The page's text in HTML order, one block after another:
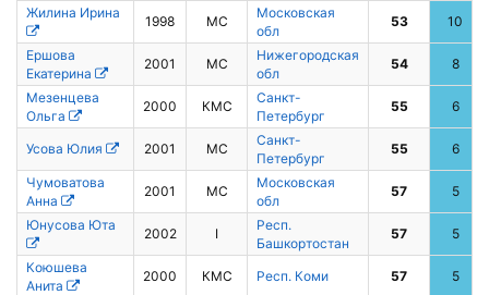
Жилина Ирина
1998 МС
Московская
обл
53 10
Ершова
Екатерина
2001 МС
Нижегородская
обл
54 8
Мезенцева
Ольга
2000 КМС
Санкт-
Петербург
55 6
Усова Юлия 2001 МС
Санкт-
Петербург
55 6
Чумоватова
Анна
2001 МС
Московская
обл
57 5
Юнусова Юта
2002 I
Респ.
Башкортостан
57 5
Коюшева
Анита
2000 КМС Респ. Коми 57 5